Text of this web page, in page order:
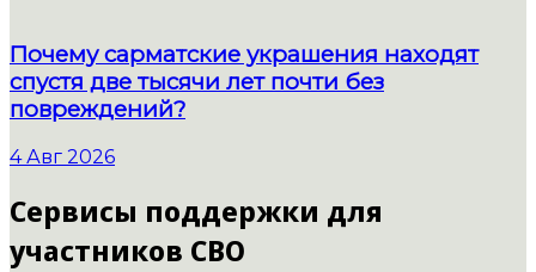
Почему сарматские украшения находят
спустя две тысячи лет почти без
повреждений?
4 Авг 2026
Сервисы поддержки для
участников СВО